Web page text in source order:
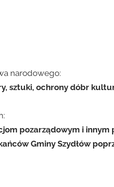
narodowego:
sztuki, ochrony dóbr
pozarządowym i innym
Gminy Szydłów